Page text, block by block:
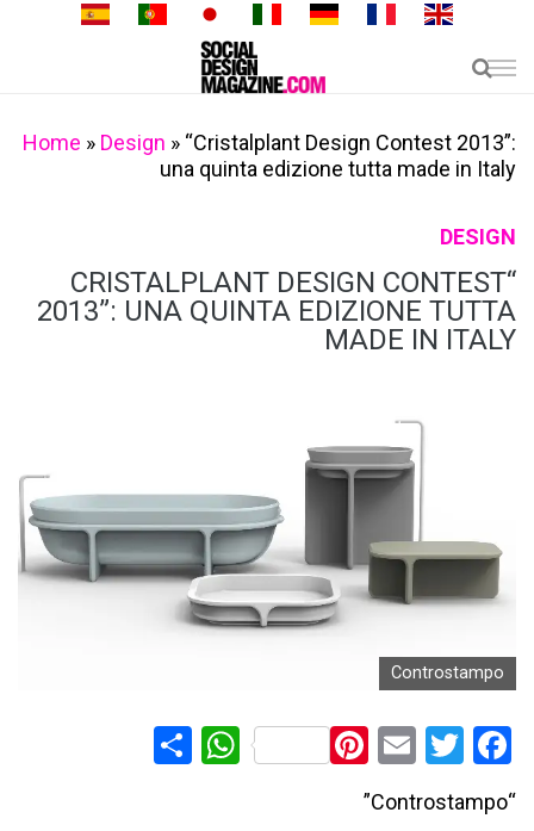
to
Home » Design » “Cristalplant Design Contest 2013”:
una quinta edizione tutta made in Italy
DESIGN
“CRISTALPLANT DESIGN CONTEST
2013”: UNA QUINTA EDIZIONE TUTTA
MADE IN ITALY
Controstampo
Facebook
Twitter
Email
Pinterest
WhatsApp
“Controstampo”